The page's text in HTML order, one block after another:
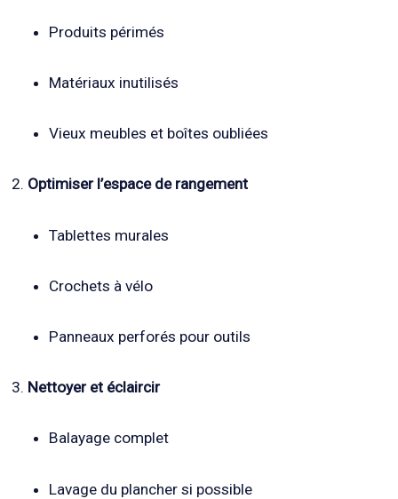
Produits périmés
Matériaux inutilisés
Vieux meubles et boîtes oubliées
Optimiser l’espace de rangement
Tablettes murales
Crochets à vélo
Panneaux perforés pour outils
Nettoyer et éclaircir
Balayage complet
Lavage du plancher si possible